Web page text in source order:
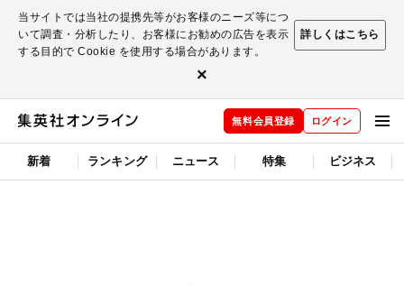
当サイトでは当社の提携先等がお客様のニーズ等につ
いて調査・分析したり、お客様にお勧めの広告を表示
する目的で Cookie を使用する場合があります。
詳しくはこちら
×
無料会員登録 ログイン
新着 ランキング ニュース 特集 ビジネス